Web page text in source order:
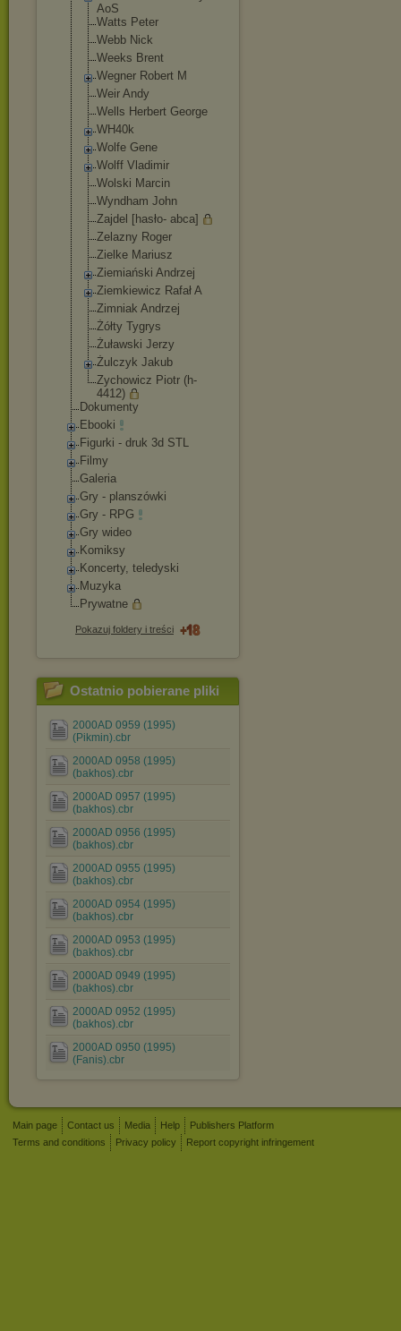
AoS
Watts Peter
Webb Nick
Weeks Brent
Wegner Robert M
Weir Andy
Wells Herbert George
WH40k
Wolfe Gene
Wolff Vladimir
Wolski Marcin
Wyndham John
Zajdel [hasło- abca]
Zelazny Roger
Zielke Mariusz
Ziemiański Andrzej
Ziemkiewicz Rafał A
Zimniak Andrzej
Żółty Tygrys
Żuławski Jerzy
Żulczyk Jakub
Zychowicz Piotr (h-
4412)
Dokumenty
Ebooki
Figurki - druk 3d STL
Filmy
Galeria
Gry - planszówki
Gry - RPG
Gry wideo
Komiksy
Koncerty, teledyski
Muzyka
Prywatne
Pokazuj foldery i treści
Ostatnio pobierane pliki
2000AD 0959 (1995)
(Pikmin).cbr
2000AD 0958 (1995)
(bakhos).cbr
2000AD 0957 (1995)
(bakhos).cbr
2000AD 0956 (1995)
(bakhos).cbr
2000AD 0955 (1995)
(bakhos).cbr
2000AD 0954 (1995)
(bakhos).cbr
2000AD 0953 (1995)
(bakhos).cbr
2000AD 0949 (1995)
(bakhos).cbr
2000AD 0952 (1995)
(bakhos).cbr
2000AD 0950 (1995)
(Fanis).cbr
Main page Contact us Media Help
Publishers Platform
Terms and conditions
Privacy policy Report copyright infringement